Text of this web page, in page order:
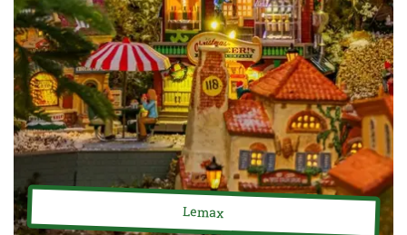
Lemax